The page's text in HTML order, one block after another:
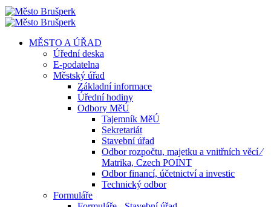
MĚSTO A ÚŘAD
Úřední deska
E-podatelna
Městský úřad
Základní informace
Úřední hodiny
Odbory MěÚ
Tajemník MěÚ
Sekretariát
Stavební úřad
Odbor rozpočtu, majetku a vnitřních věcí ⁄
Matrika, Czech POINT
Odbor financí, účetnictví a investic
Technický odbor
Formuláře